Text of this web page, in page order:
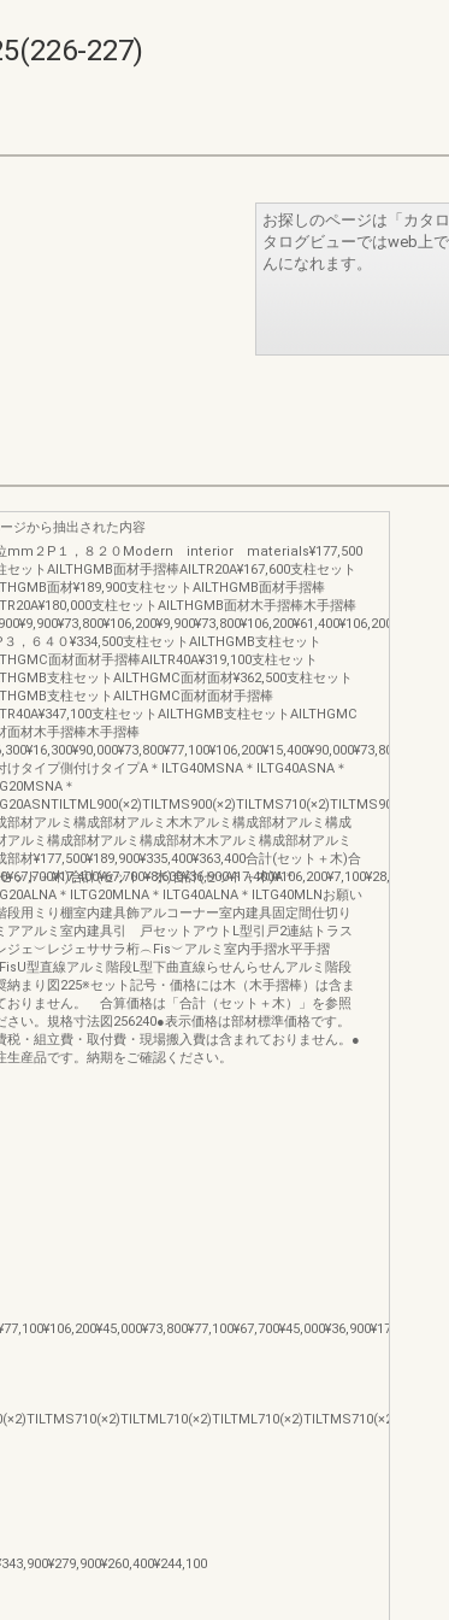
227)
お探しのページは「カタ
タログビューではweb上
んになれます。
ジから抽出された内容
mm２P１，８２０Modern interior materials¥177,500
セットAILTHGMB面材手摺棒AILTR20A¥167,600支柱セット
面材¥189,900支柱セットAILTHGMB面材手摺棒
支柱セットAILTHGMB面材木手摺棒木手摺棒
３，６４０¥334,500支柱セットAILTHGMB支柱セット
面材面材手摺棒AILTR40A¥319,100支柱セット
支柱セットAILTHGMC面材面材¥362,500支柱セット
支柱セットAILTHGMC面材面材手摺棒
支柱セットAILTHGMB支柱セットAILTHGMC
面材木手摺棒木手摺棒
けタイプ側付けタイプA＊ILTG40MSNA＊ILTG40ASNA＊
＊
部材アルミ構成部材アルミ木木アルミ構成部材アルミ構成
アルミ構成部材アルミ構成部材木木アルミ構成部材アルミ
部材¥177,500¥189,900¥335,400¥363,400合計(セット＋木)合
ット＋木)合計(セット＋木)合計(セット＋木)A＊
＊ILTG20MLNA＊ILTG40ALNA＊ILTG40MLNお願い
段用ミり棚室内建具飾アルコーナー室内建具固定間仕切り
アアルミ室内建具引 戸セットアウトL型引戸2連結トラス
ジェ︶レジェササラ桁︵Fis︶アルミ室内手摺水平手摺
型直線アルミ階段L型下曲直線らせんらせんアルミ階段
納まり図225※セット記号・価格には木（木手摺棒）は含ま
おりません。 合算価格は「合計（セット＋木）」を参照
さい。規格寸法図256240●表示価格は部材標準価格です。
税・組立費・取付費・現場搬入費は含まれておりません。●
生産品です。納期をご確認ください。